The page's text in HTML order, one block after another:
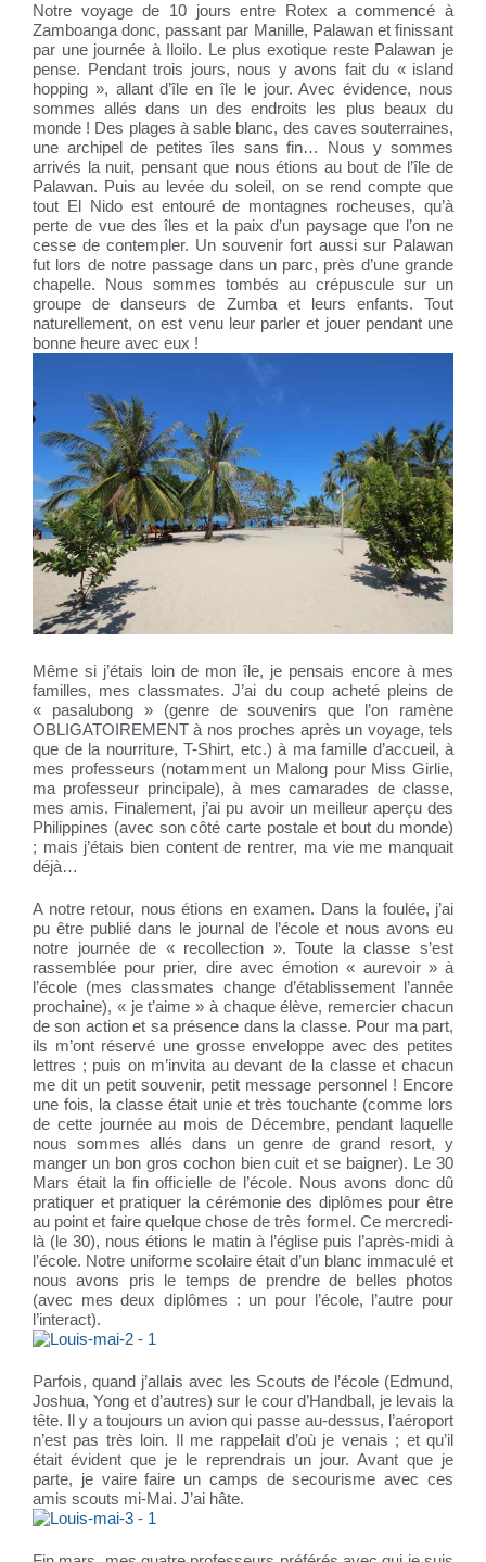
Notre voyage de 10 jours entre Rotex a commencé à
Zamboanga donc, passant par Manille, Palawan et finissant
par une journée à Iloilo. Le plus exotique reste Palawan je
pense. Pendant trois jours, nous y avons fait du « island
hopping », allant d’île en île le jour. Avec évidence, nous
sommes allés dans un des endroits les plus beaux du
monde ! Des plages à sable blanc, des caves souterraines,
une archipel de petites îles sans fin… Nous y sommes
arrivés la nuit, pensant que nous étions au bout de l’île de
Palawan. Puis au levée du soleil, on se rend compte que
tout El Nido est entouré de montagnes rocheuses, qu’à
perte de vue des îles et la paix d’un paysage que l’on ne
cesse de contempler. Un souvenir fort aussi sur Palawan
fut lors de notre passage dans un parc, près d’une grande
chapelle. Nous sommes tombés au crépuscule sur un
groupe de danseurs de Zumba et leurs enfants. Tout
naturellement, on est venu leur parler et jouer pendant une
bonne heure avec eux !
Même si j’étais loin de mon île, je pensais encore à mes
familles, mes classmates. J’ai du coup acheté pleins de
« pasalubong » (genre de souvenirs que l’on ramène
OBLIGATOIREMENT à nos proches après un voyage, tels
que de la nourriture, T-Shirt, etc.) à ma famille d’accueil, à
mes professeurs (notamment un Malong pour Miss Girlie,
ma professeur principale), à mes camarades de classe,
mes amis. Finalement, j’ai pu avoir un meilleur aperçu des
Philippines (avec son côté carte postale et bout du monde)
; mais j’étais bien content de rentrer, ma vie me manquait
déjà…
A notre retour, nous étions en examen. Dans la foulée, j’ai
pu être publié dans le journal de l’école et nous avons eu
notre journée de « recollection ». Toute la classe s’est
rassemblée pour prier, dire avec émotion « aurevoir » à
l’école (mes classmates change d’établissement l’année
prochaine), « je t’aime » à chaque élève, remercier chacun
de son action et sa présence dans la classe. Pour ma part,
ils m’ont réservé une grosse enveloppe avec des petites
lettres ; puis on m’invita au devant de la classe et chacun
me dit un petit souvenir, petit message personnel ! Encore
une fois, la classe était unie et très touchante (comme lors
de cette journée au mois de Décembre, pendant laquelle
nous sommes allés dans un genre de grand resort, y
manger un bon gros cochon bien cuit et se baigner). Le 30
Mars était la fin officielle de l’école. Nous avons donc dû
pratiquer et pratiquer la cérémonie des diplômes pour être
au point et faire quelque chose de très formel. Ce mercredi-
là (le 30), nous étions le matin à l’église puis l’après-midi à
l’école. Notre uniforme scolaire était d’un blanc immaculé et
nous avons pris le temps de prendre de belles photos
(avec mes deux diplômes : un pour l’école, l’autre pour
l’interact).
Parfois, quand j’allais avec les Scouts de l’école (Edmund,
Joshua, Yong et d’autres) sur le cour d’Handball, je levais la
tête. Il y a toujours un avion qui passe au-dessus, l’aéroport
n’est pas très loin. Il me rappelait d’où je venais ; et qu’il
était évident que je le reprendrais un jour. Avant que je
parte, je vaire faire un camps de secourisme avec ces
amis scouts mi-Mai. J’ai hâte.